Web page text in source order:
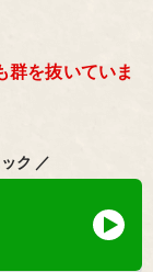
群を抜いていま
ク ／